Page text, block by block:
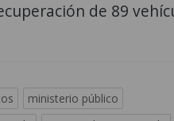
de 89
ministerio público